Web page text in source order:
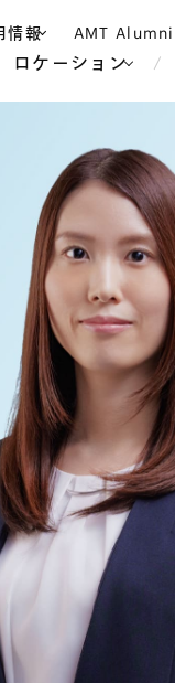
情報 AMT Alumni
ターテイン
法
ジメント
ギー
レル
機器
ンフラ
ロケーション
ンコク
ャカルタ
レーシア